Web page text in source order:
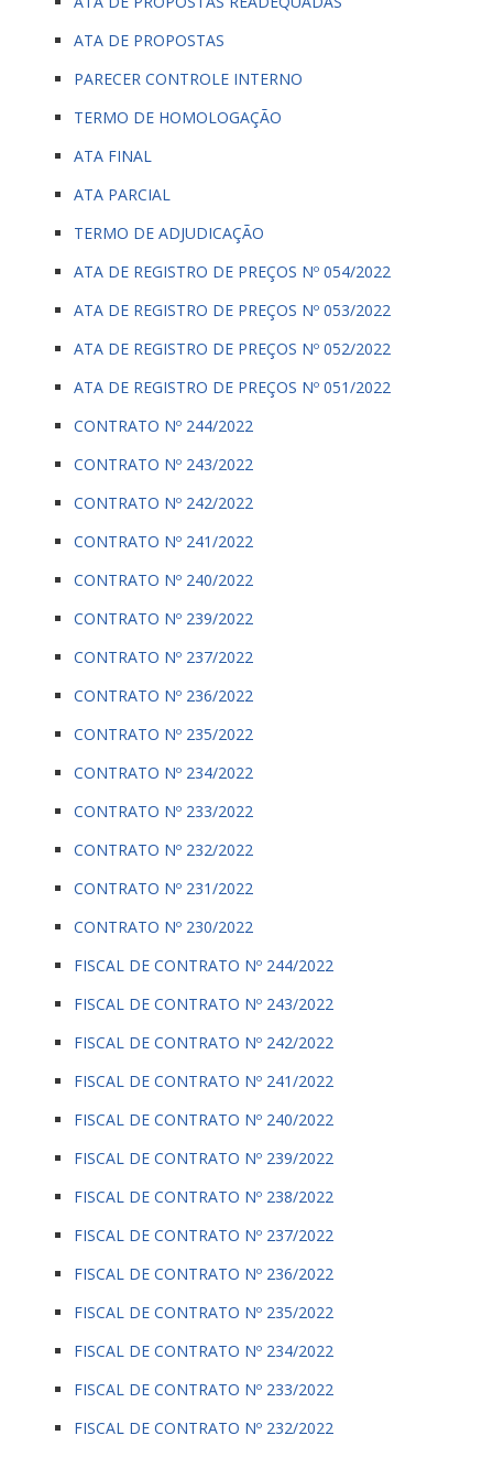
ATA DE PROPOSTAS
PARECER CONTROLE INTERNO
TERMO DE HOMOLOGAÇÃO
ATA FINAL
ATA PARCIAL
TERMO DE ADJUDICAÇÃO
ATA DE REGISTRO DE PREÇOS Nº 054/2022
ATA DE REGISTRO DE PREÇOS Nº 053/2022
ATA DE REGISTRO DE PREÇOS Nº 052/2022
ATA DE REGISTRO DE PREÇOS Nº 051/2022
CONTRATO Nº 244/2022
CONTRATO Nº 243/2022
CONTRATO Nº 242/2022
CONTRATO Nº 241/2022
CONTRATO Nº 240/2022
CONTRATO Nº 239/2022
CONTRATO Nº 237/2022
CONTRATO Nº 236/2022
CONTRATO Nº 235/2022
CONTRATO Nº 234/2022
CONTRATO Nº 233/2022
CONTRATO Nº 232/2022
CONTRATO Nº 231/2022
CONTRATO Nº 230/2022
FISCAL DE CONTRATO Nº 244/2022
FISCAL DE CONTRATO Nº 243/2022
FISCAL DE CONTRATO Nº 242/2022
FISCAL DE CONTRATO Nº 241/2022
FISCAL DE CONTRATO Nº 240/2022
FISCAL DE CONTRATO Nº 239/2022
FISCAL DE CONTRATO Nº 238/2022
FISCAL DE CONTRATO Nº 237/2022
FISCAL DE CONTRATO Nº 236/2022
FISCAL DE CONTRATO Nº 235/2022
FISCAL DE CONTRATO Nº 234/2022
FISCAL DE CONTRATO Nº 233/2022
FISCAL DE CONTRATO Nº 232/2022